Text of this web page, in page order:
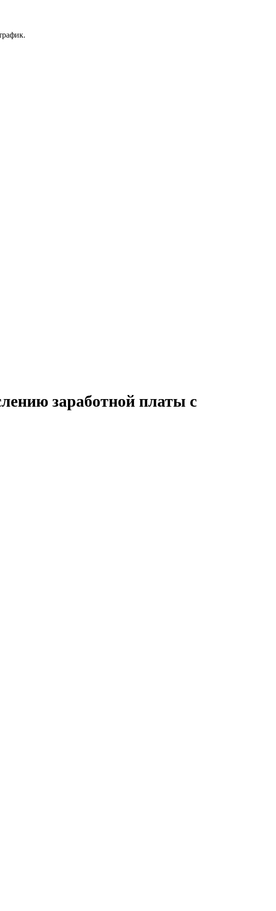
заработной платы с